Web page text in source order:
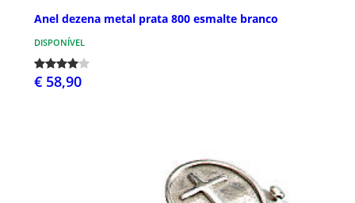
Anel dezena metal prata 800 esmalte branco
DISPONÍVEL
€ 58,90